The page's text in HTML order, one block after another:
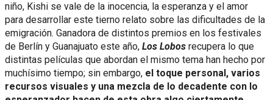
niño, Kishi se vale de la inocencia, la esperanza y el amor
para desarrollar este tierno relato sobre las dificultades de la
emigración. Ganadora de distintos premios en los festivales
de Berlín y Guanajuato este año, Los Lobos recupera lo que
distintas películas que abordan el mismo tema han hecho por
muchísimo tiempo; sin embargo, el toque personal, varios
recursos visuales y una mezcla de lo decadente con lo